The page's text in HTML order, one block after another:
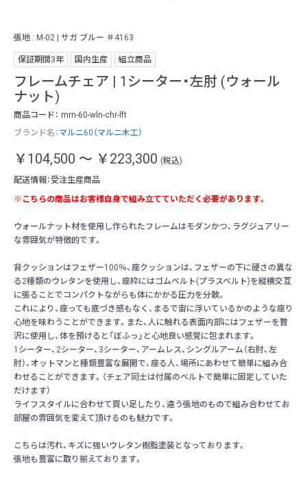
張地 : M-02 | サガ ブルー ＃4163
保証期間3年 国内生産 組立商品
フレームチェア | 1シーター・左肘 (ウォール
ナット)
商品コード： mrn-60-wln-chr-lft
ブランド名： マルニ60（マルニ木工）
￥104,500 ～ ￥223,300 (税込)
配送情報：受注生産商品
※こちらの商品はお客様自身で組み立てていただく必要があります。
ウォールナット材を使用し作られたフレームはモダンかつ、ラグジュアリー
な雰囲気が特徴的です。
背クッションはフェザー100％、座クッションは、フェザーの下に硬さの異な
る2種類のウレタンを使用し、座枠にはゴムベルト(プラスベルト)を縦横交互
に張ることでコンパクトながらも体にかかる圧力を分散。
これにより、座っても底づき感もなく、まるで宙に浮いているかのような座り
心地を味わうことができます。また、人に触れる表面内部にはフェザーを贅
沢に使用し、体を預けると「ぼふっ」と心地良い感覚に包まれます。
1シーター、2シーター、3シーター、アームレス、シングルアーム（右肘、左
肘）、オットマンと種類豊富な展開で、座る人、場所にあわせて簡単に組み合
わせることができます。（チェア同士は付属のベルトで簡単に固定していた
だけます）
ライフスタイルに合わせて買い足したり、違う張地のもので組み合わせてお
部屋の雰囲気を変えて頂けるのも魅力です。
こちらは汚れ、キズに強いウレタン樹脂塗装となっております。
張地も豊富に取り揃えております。